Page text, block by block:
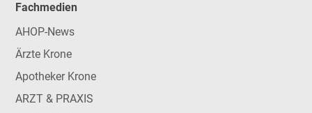
Fachmedien
AHOP-News
Ärzte Krone
Apotheker Krone
ARZT & PRAXIS